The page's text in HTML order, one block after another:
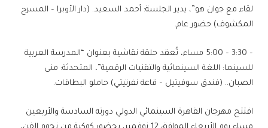
لقاء مع جوان هو”، يدير الجلسة: أحمد السعيد. (دار الأوبرا – المسرح
المكشوف) حضور عام.
– 3:30 – 5:00 مساء، تُعقد حلقة نقاشية بعنوان “المدرسة العربية
للسينما: اللغة السينمائية والتقنيات الرقمية”، المتحدثة: منى
الصبان.. (فندق سوفيتيل – قاعة نفرتيتي) حاملو البطاقات.
افتتح مهرجان القاهرة السينمائي الدولي دورته السادسة والأربعين